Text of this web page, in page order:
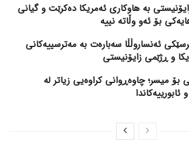
بە هاوکاری ئەمریکا دەکرێت و گیانی
بۆ ئەو وڵاتە نییە
ئەنساروڵڵا سەبارەت بە مەترسییەکانی
و ڕژێمی زایۆنیستی
بۆ میسر؛ چاوەڕوانی کراوەیی زیاتر لە